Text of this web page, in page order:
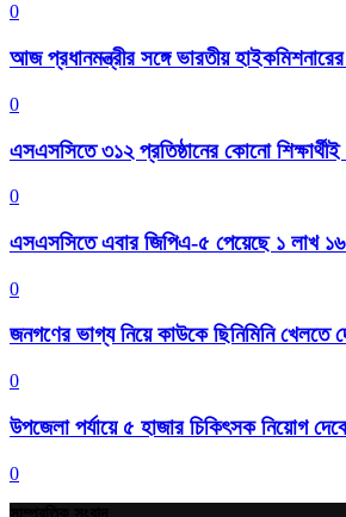
0
আজ প্রধানমন্ত্রীর সঙ্গে ভারতীয় হাইকমিশনারের
0
এসএসসিতে ৩১২ প্রতিষ্ঠানের কোনো
0
এসএসসিতে এবার জিপিএ-৫ পেয়েছে ১ লাখ
0
জনগণের ভাগ্য নিয়ে কাউকে ছিনিমিনি খেলতে
0
উপজেলা পর্যায়ে ৫ হাজার চিকিৎসক নিয়োগ
0